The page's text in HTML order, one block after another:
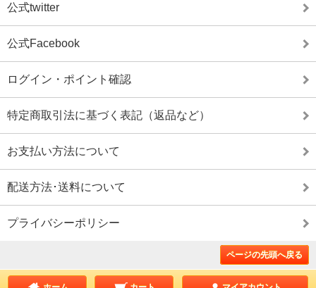
公式twitter
公式Facebook
ログイン・ポイント確認
特定商取引法に基づく表記（返品など）
お支払い方法について
配送方法･送料について
プライバシーポリシー
ページの先頭へ戻る